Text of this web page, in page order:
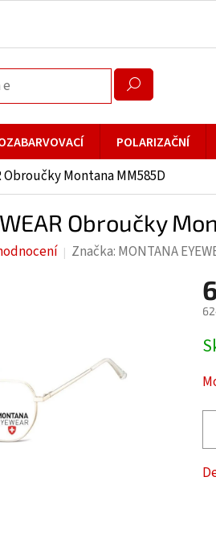
POLARIZAČNÍ
Obroučky Montana MM585D
Obroučky
Značka: MONTANA